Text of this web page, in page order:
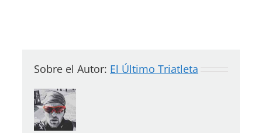
Sobre el Autor: El Último Triatleta